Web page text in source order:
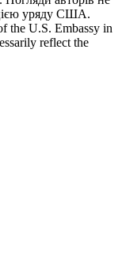
уряду США.
the U.S. Embassy in
reflect the